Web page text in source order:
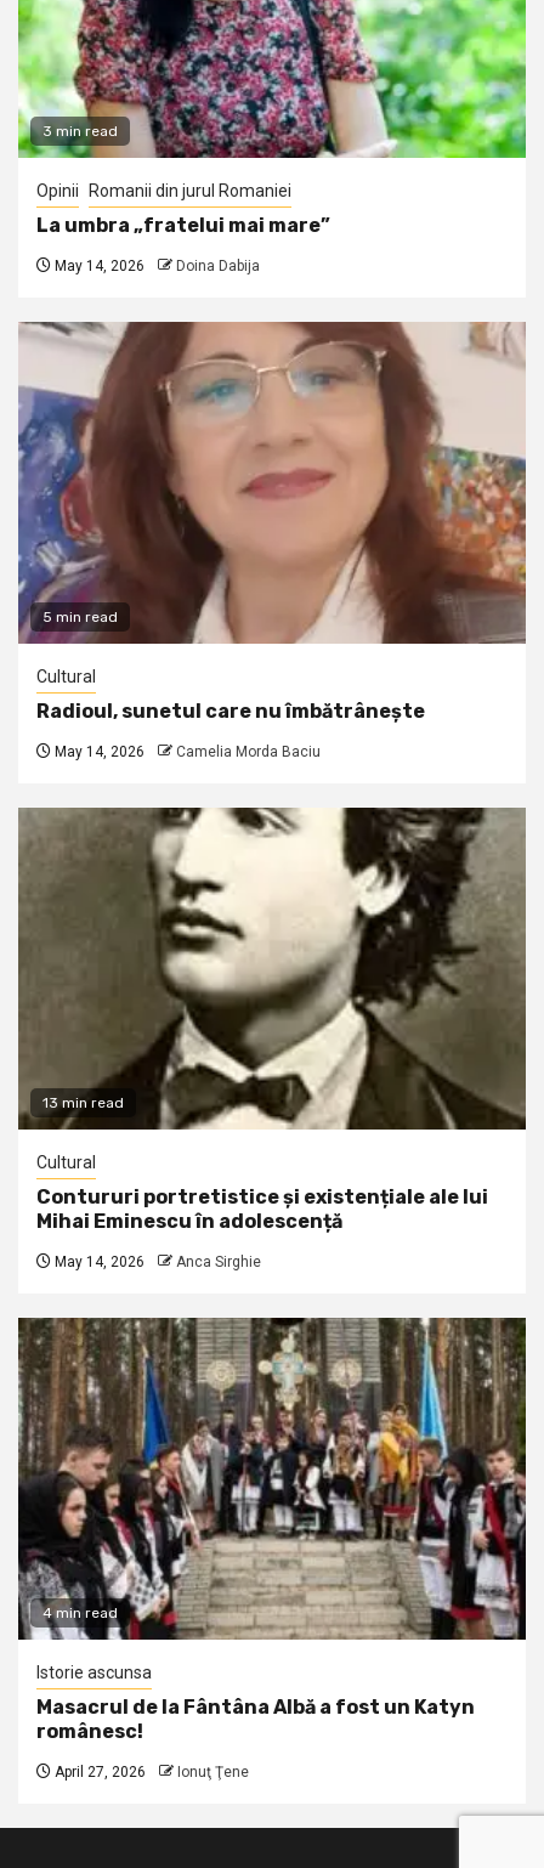
3 min read
Opinii Romanii din jurul Romaniei
La umbra „fratelui mai mare”
May 14, 2026 Doina Dabija
5 min read
Cultural
Radioul, sunetul care nu îmbătrânește
May 14, 2026 Camelia Morda Baciu
13 min read
Cultural
Contururi portretistice și existențiale ale lui
Mihai Eminescu în adolescență
May 14, 2026 Anca Sirghie
4 min read
Istorie ascunsa
Masacrul de la Fântâna Albă a fost un Katyn
românesc!
April 27, 2026 Ionuţ Ţene